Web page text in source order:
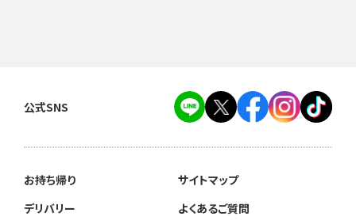
公式SNS
お持ち帰り
デリバリー
サイトマップ
よくあるご質問